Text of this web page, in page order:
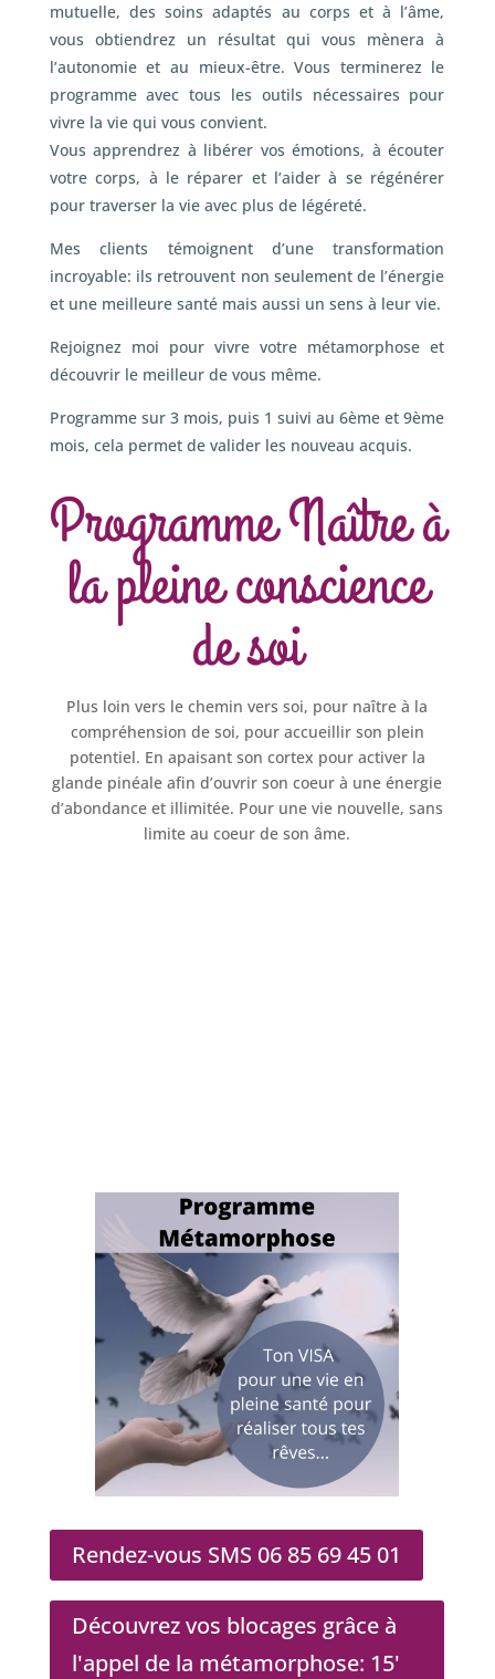
mutuelle, des soins adaptés au corps et à l’âme,
vous obtiendrez un résultat qui vous mènera à
l’autonomie et au mieux-être. Vous terminerez le
programme avec tous les outils nécessaires pour
vivre la vie qui vous convient.
Vous apprendrez à libérer vos émotions, à écouter
votre corps, à le réparer et l’aider à se régénérer
pour traverser la vie avec plus de légéreté.
Mes clients témoignent d’une transformation
incroyable: ils retrouvent non seulement de l’énergie
et une meilleure santé mais aussi un sens à leur vie.
Rejoignez moi pour vivre votre métamorphose et
découvrir le meilleur de vous même.
Programme sur 3 mois, puis 1 suivi au 6ème et 9ème
mois, cela permet de valider les nouveau acquis.
Programme Naître à
la pleine conscience
de soi
Plus loin vers le chemin vers soi, pour naître à la
compréhension de soi, pour accueillir son plein
potentiel. En apaisant son cortex pour activer la
glande pinéale afin d’ouvrir son coeur à une énergie
d’abondance et illimitée. Pour une vie nouvelle, sans
limite au coeur de son âme.
Rendez-vous SMS 06 85 69 45 01
Découvrez vos blocages grâce à
l'appel de la métamorphose: 15'